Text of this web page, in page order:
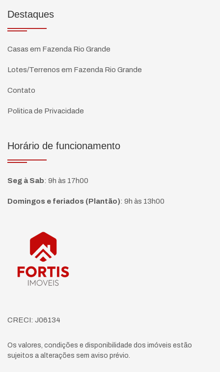
Destaques
Casas em Fazenda Rio Grande
Lotes/Terrenos em Fazenda Rio Grande
Contato
Politica de Privacidade
Horário de funcionamento
Seg à Sab: 9h às 17h00
Domingos e feriados (Plantão): 9h às 13h00
Página inicial
CRECI: J06134
Os valores, condições e disponibilidade dos imóveis estão
sujeitos a alterações sem aviso prévio.